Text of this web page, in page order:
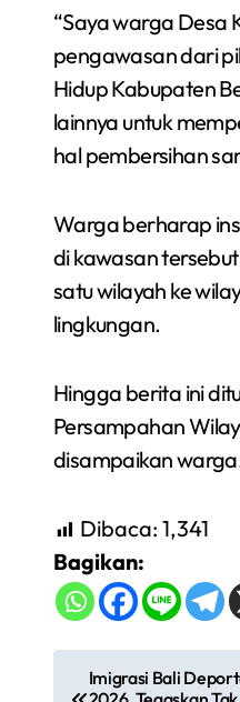
“Saya warga Desa
pengawasan dari
Hidup Kabupaten
lainnya untuk
hal pembersihan
Warga berharap
di kawasan
satu wilayah ke
lingkungan.
Hingga berita ini
Persampahan
disampaikan
Dibaca: 1,341
Bagikan:
Imigrasi Bali